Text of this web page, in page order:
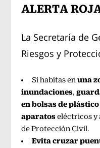
ALERTA
La Secretaría de
Riesgos y
Si habitas enuna
inundaciones,
en bolsas de
aparatoseléctricos y
de Protección Civil.
Evita cruzar